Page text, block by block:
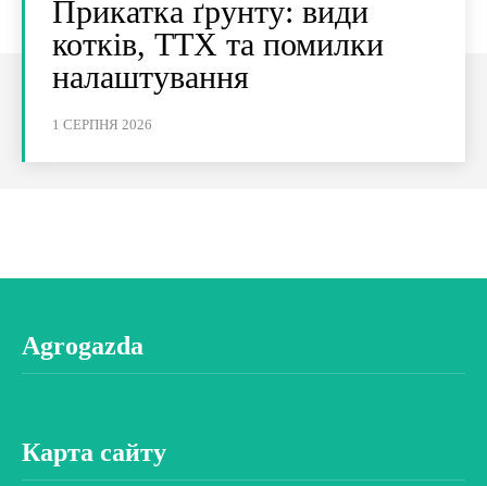
Прикатка ґрунту: види
котків, ТТХ та помилки
налаштування
1 СЕРПНЯ 2026
Agrogazda
Карта сайту